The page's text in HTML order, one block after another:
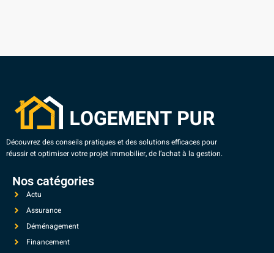
Découvrez des conseils pratiques et des solutions efficaces pour
réussir et optimiser votre projet immobilier, de l’achat à la gestion.
Nos catégories
Actu
Assurance
Déménagement
Financement